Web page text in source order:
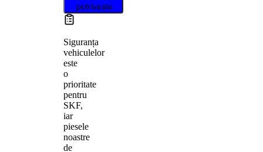
potrivește
Siguranța
vehiculelor
este
o
prioritate
pentru
SKF,
iar
piesele
noastre
de